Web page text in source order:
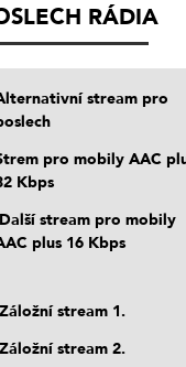
RÁDIA
stream pro
pro mobily AAC
Kbps
Další stream pro mobily
plus 16 Kbps
Záložní stream 1.
Záložní stream 2.